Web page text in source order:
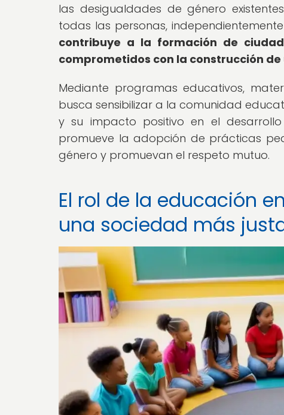
las desigualdades de género
todas las personas,
contribuye a la formación de
comprometidos con la construcción
Mediante programas educativos,
busca sensibilizar a la comunidad
y su impacto positivo en el
promueve la adopción de prácticas
género y promuevan el respeto mutuo.
El rol de la educación
una sociedad más